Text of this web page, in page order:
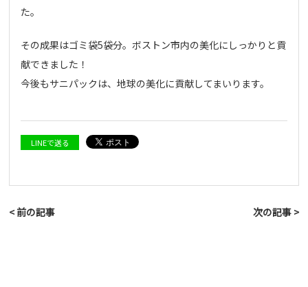
た。
その成果はゴミ袋5袋分。ボストン市内の美化にしっかりと貢
献できました！
今後もサニパックは、地球の美化に貢献してまいります。
LINEで送る
< 前の記事 次の記事 >